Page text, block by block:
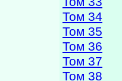
Том 34
Том 35
Том 36
Том 37
Том 38